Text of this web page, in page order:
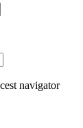
navigator